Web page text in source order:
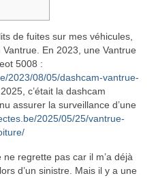
de fuites sur mes véhicules,
En 2023, une Vantrue
5008 :
2023/08/05/dashcam-vantrue-
2025, c’était la dashcam
assurer la surveillance d’une
2025/05/25/vantrue-
regrette pas car il m’a déjà
d’un sinistre. Mais il y a une